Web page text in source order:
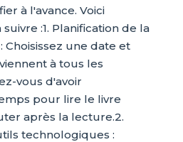
à l'avance. Voici
:1. Planification de la
une date et
à tous les
vous d'avoir
pour lire le livre
après la lecture.2.
technologiques :